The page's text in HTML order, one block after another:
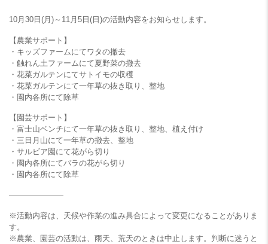
10月30日(月)～11月5日(日)の活動内容をお知らせします。
【農業サポート】
・キッズファームにてワタの撤去
・触れん土ファームにて夏野菜の撤去
・花菜ガルテンにてサトイモの収穫
・花菜ガルテンにて一年草の抜き取り、整地
・園内各所にて除草
【園芸サポート】
・富士山ベンチにて一年草の抜き取り、整地、植え付け
・三日月山にて一年草の撤去、整地
・サルビア園にて花がら切り
・園内各所にてバラの花がら切り
・園内各所にて除草
———————
※活動内容は、天候や作業の進み具合によって変更になることがありま
す。
※農業、園芸の活動は、雨天、荒天のときは中止します。判断に迷うと